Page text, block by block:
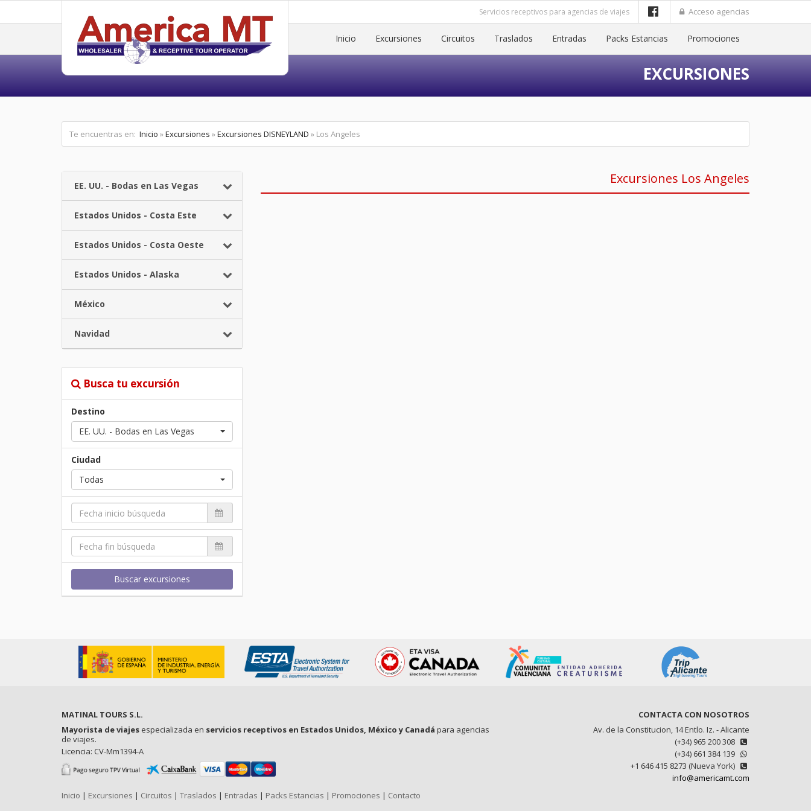
Acceso agencias
Servicios receptivos para agencias de viajes
Inicio Excursiones Circuitos Traslados Entradas Packs Estancias Promociones
EXCURSIONES
Te encuentras en: Inicio »Excursiones »Excursiones DISNEYLAND » Los Angeles
EE. UU. - Bodas en Las Vegas
Estados Unidos - Costa Este
Estados Unidos - Costa Oeste
Estados Unidos - Alaska
México
Navidad
Busca tu excursión
Destino
EE. UU. - Bodas en Las Vegas
Ciudad
Todas
Buscar excursiones
Excursiones Los Angeles
MATINAL TOURS S.L.
Mayorista de viajes especializada en servicios receptivos en Estados Unidos, México y Canadá para agencias
de viajes.
Licencia: CV-Mm1394-A
Inicio | Excursiones | Circuitos | Traslados | Entradas | Packs Estancias | Promociones | Contacto
CONTACTA CON NOSOTROS
Av. de la Constitucion, 14 Entlo. Iz. - Alicante
(+34) 965 200 308
(+34) 661 384 139
+1 646 415 8273 (Nueva York)
info@americamt.com